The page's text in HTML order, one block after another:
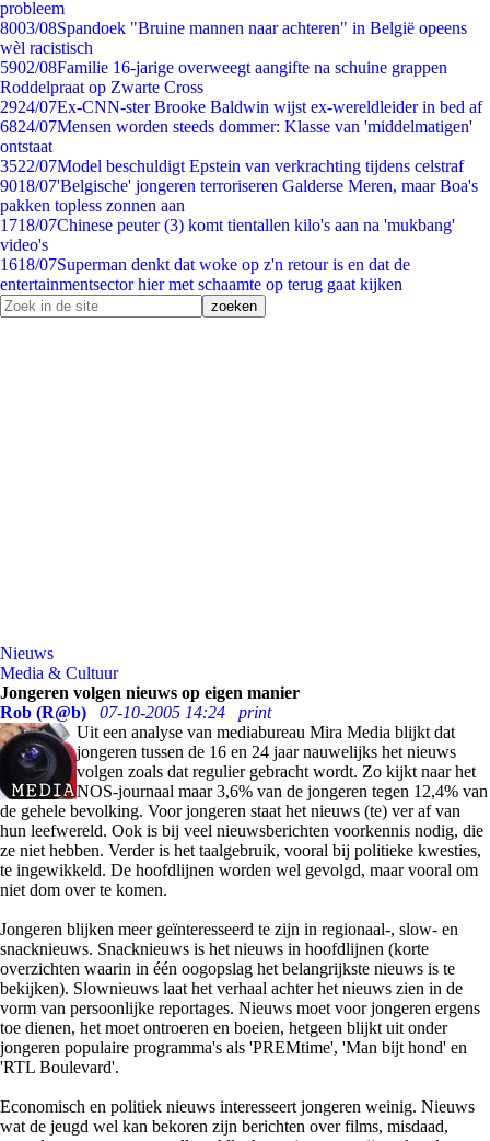
probleem
8003/08Spandoek "Bruine mannen naar achteren" in België opeens
wèl racistisch
5902/08Familie 16-jarige overweegt aangifte na schuine grappen
Roddelpraat op Zwarte Cross
2924/07Ex-CNN-ster Brooke Baldwin wijst ex-wereldleider in bed af
6824/07Mensen worden steeds dommer: Klasse van 'middelmatigen'
ontstaat
3522/07Model beschuldigt Epstein van verkrachting tijdens celstraf
9018/07'Belgische' jongeren terroriseren Galderse Meren, maar Boa's
pakken topless zonnen aan
1718/07Chinese peuter (3) komt tientallen kilo's aan na 'mukbang'
video's
1618/07Superman denkt dat woke op z'n retour is en dat de
entertainmentsector hier met schaamte op terug gaat kijken
Nieuws
Media & Cultuur
Jongeren volgen nieuws op eigen manier
Rob (R@b)
07-10-2005 14:24
print
Uit een analyse van mediabureau Mira Media blijkt dat
jongeren tussen de 16 en 24 jaar nauwelijks het nieuws
volgen zoals dat regulier gebracht wordt. Zo kijkt naar het
NOS-journaal maar 3,6% van de jongeren tegen 12,4% van
de gehele bevolking. Voor jongeren staat het nieuws (te) ver af van
hun leefwereld. Ook is bij veel nieuwsberichten voorkennis nodig, die
ze niet hebben. Verder is het taalgebruik, vooral bij politieke kwesties,
te ingewikkeld. De hoofdlijnen worden wel gevolgd, maar vooral om
niet dom over te komen.
Jongeren blijken meer geïnteresseerd te zijn in regionaal-, slow- en
snacknieuws. Snacknieuws is het nieuws in hoofdlijnen (korte
overzichten waarin in één oogopslag het belangrijkste nieuws is te
bekijken). Slownieuws laat het verhaal achter het nieuws zien in de
vorm van persoonlijke reportages. Nieuws moet voor jongeren ergens
toe dienen, het moet ontroeren en boeien, hetgeen blijkt uit onder
jongeren populaire programma's als 'PREMtime', 'Man bijt hond' en
'RTL Boulevard'.
Economisch en politiek nieuws interesseert jongeren weinig. Nieuws
wat de jeugd wel kan bekoren zijn berichten over films, misdaad,